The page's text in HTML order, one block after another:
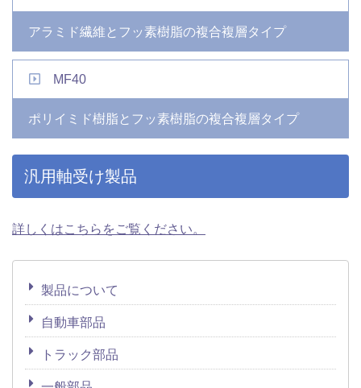
アラミド繊維とフッ素樹脂の複合複層タイプ
MF40
ポリイミド樹脂とフッ素樹脂の複合複層タイプ
汎用軸受け製品
詳しくはこちらをご覧ください。
製品について
自動車部品
トラック部品